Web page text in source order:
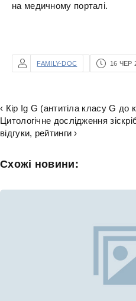
на медичному порталі.
FAMILY-DOC 16 ЧЕР
‹ Кір Ig G (антитіла класу G до
Цитологічне дослідження
відгуки, рейтинги ›
Схожі новини: